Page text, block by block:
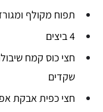
תפוח מקולף ומגורד / 5 כפות רסק תפוחים מצנצנת / קופסאת רסק
4 ביצים
חצי כוס קמח
שקדים
חצי כפית אבקת